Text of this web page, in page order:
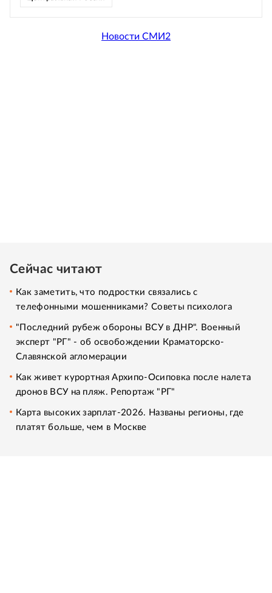
Новости СМИ2
Сейчас читают
Как заметить, что подростки связались с
телефонными мошенниками? Советы психолога
"Последний рубеж обороны ВСУ в ДНР". Военный
эксперт "РГ" - об освобождении Краматорско-
Славянской агломерации
Как живет курортная Архипо-Осиповка после налета
дронов ВСУ на пляж. Репортаж "РГ"
Карта высоких зарплат-2026. Названы регионы, где
платят больше, чем в Москве